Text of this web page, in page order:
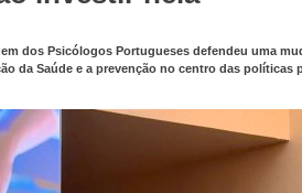
dos Psicólogos Portugueses defendeu uma
da Saúde e a prevenção no centro das políticas